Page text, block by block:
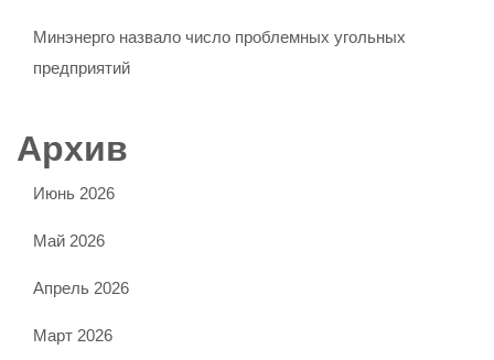
Минэнерго назвало число проблемных угольных
предприятий
Архив
Июнь 2026
Май 2026
Апрель 2026
Март 2026